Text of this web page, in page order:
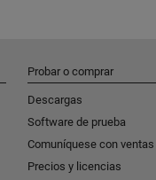
Probar o comprar
Descargas
Software de prueba
Comuníquese con ventas
Precios y licencias